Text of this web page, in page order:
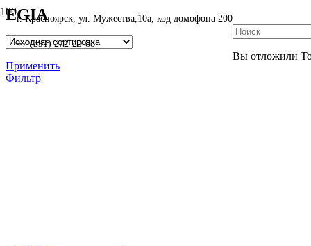
г. Красноярск, ул. Мужества,10а, код домофона 200
+7 (391) 272-20-88
Вы отложили
EGIA
Применить
Фильтр